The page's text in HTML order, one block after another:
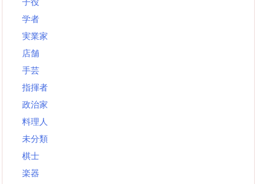
学者
実業家
店舗
手芸
指揮者
政治家
料理人
未分類
棋士
楽器